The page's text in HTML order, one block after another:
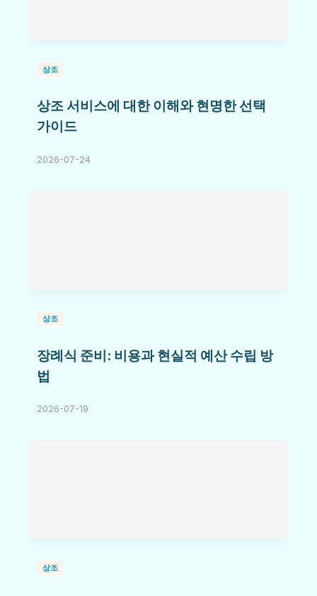
상조
상조 서비스에 대한 이해와 현명한 선택
가이드
2026-07-24
상조
장례식 준비: 비용과 현실적 예산 수립 방
법
2026-07-19
상조